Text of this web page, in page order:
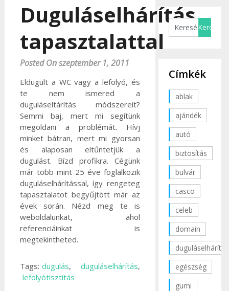
Duguláselhárítás
tapasztalattal
Posted On szeptember 1, 2011
Eldugult a WC vagy a lefolyó, és
te nem ismered a
duguláseltárítás módszereit?
Semmi baj, mert mi segítünk
megoldani a problémát. Hívj
minket bátran, mert mi gyorsan
és alaposan eltűntetjük a
dugulást. Bízd profikra. Cégünk
már több mint 25 éve foglalkozik
duguláselhárítással, így rengeteg
tapasztalatot begyűjtött már az
évek során. Nézd meg te is
weboldalunkat, ahol
referenciáinkat is
megtekintheted.
Tags: dugulás, duguláselhárítás,
lefolyótisztítás
Címkék
ablak
ajándék
autó
biztosítás
bulvár
casco
celeb
domain
duguláselhárítás
egészség
gumi